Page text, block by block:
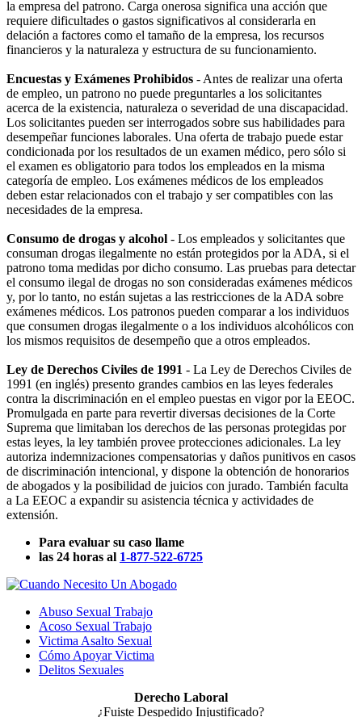
la empresa del patrono. Carga onerosa significa una acción que
requiere dificultades o gastos significativos al considerarla en
delación a factores como el tamaño de la empresa, los recursos
financieros y la naturaleza y estructura de su funcionamiento.
Encuestas y Exámenes Prohibidos - Antes de realizar una oferta
de empleo, un patrono no puede preguntarles a los solicitantes
acerca de la existencia, naturaleza o severidad de una discapacidad.
Los solicitantes pueden ser interrogados sobre sus habilidades para
desempeñar funciones laborales. Una oferta de trabajo puede estar
condicionada por los resultados de un examen médico, pero sólo si
el examen es obligatorio para todos los empleados en la misma
categoría de empleo. Los exámenes médicos de los empleados
deben estar relacionados con el trabajo y ser compatibles con las
necesidades de la empresa.
Consumo de drogas y alcohol - Los empleados y solicitantes que
consuman drogas ilegalmente no están protegidos por la ADA, si el
patrono toma medidas por dicho consumo. Las pruebas para detectar
el consumo ilegal de drogas no son consideradas exámenes médicos
y, por lo tanto, no están sujetas a las restricciones de la ADA sobre
exámenes médicos. Los patronos pueden comparar a los individuos
que consumen drogas ilegalmente o a los individuos alcohólicos con
los mismos requisitos de desempeño que a otros empleados.
Ley de Derechos Civiles de 1991 - La Ley de Derechos Civiles de
1991 (en inglés) presento grandes cambios en las leyes federales
contra la discriminación en el empleo puestas en vigor por la EEOC.
Promulgada en parte para revertir diversas decisiones de la Corte
Suprema que limitaban los derechos de las personas protegidas por
estas leyes, la ley también provee protecciones adicionales. La ley
autoriza indemnizaciones compensatorias y daños punitivos en casos
de discriminación intencional, y dispone la obtención de honorarios
de abogados y la posibilidad de juicios con jurado. También faculta
a La EEOC a expandir su asistencia técnica y actividades de
extensión.
Para evaluar su caso llame
las 24 horas al 1-877-522-6725
Abuso Sexual Trabajo
Acoso Sexual Trabajo
Victima Asalto Sexual
Cómo Apoyar Victima
Delitos Sexuales
Derecho Laboral
¿Fuiste Despedido Injustificado?